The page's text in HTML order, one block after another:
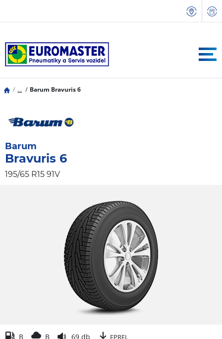
... Barum Bravuris 6
Barum
Bravuris 6
195/65 R15 91V
B B 69 db EPREL